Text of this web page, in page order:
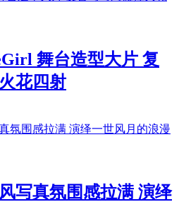
舞台造型大片 复
花四射
写真氛围感拉满 演绎